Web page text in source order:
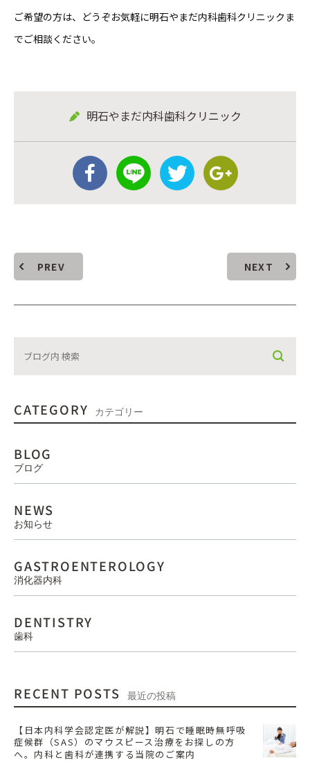
ご希望の方は、どうぞお気軽に明石やまだ内科歯科クリニックま
でご相談ください。
明石やまだ内科歯科クリニック
PREV NEXT
CATEGORY カテゴリー
BLOG
ブログ
NEWS
お知らせ
GASTROENTEROLOGY
消化器内科
DENTISTRY
歯科
RECENT POSTS 最近の投稿
【日本内科学会認定医が解説】明石で睡眠時無呼吸
症候群（SAS）のマウスピース治療をお探しの方
へ。内科と歯科が連携する当院のご案内